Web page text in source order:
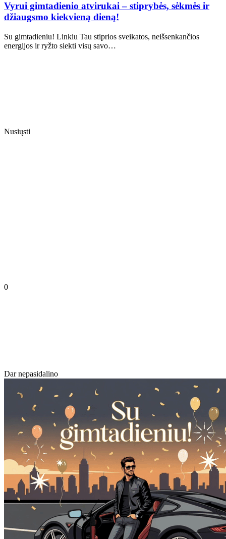
Vyrui gimtadienio atvirukai – stiprybės, sėkmės ir
džiaugsmo kiekvieną dieną!
Su gimtadieniu! Linkiu Tau stiprios sveikatos, neišsenkančios
energijos ir ryžto siekti visų savo…
Nusiųsti
0
Dar nepasidalino